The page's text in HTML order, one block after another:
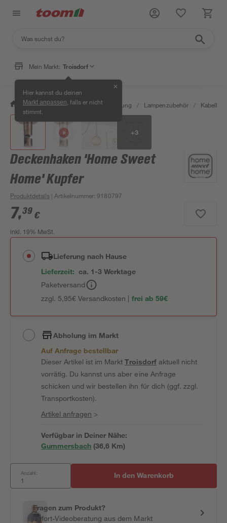
Mein Markt: Troisdorf
Hier kannst du deinen
Markt anpassen , falls er nicht
stimmt.
✕
/ Wohnen & Haushalt / Beleuchtung / Lampenzubehör /
+3
Deckenhaken 'Home Sweet
Home' Kupfer
Produktdetails | Artikelnummer:9180797
7,39 €
inkl. 19% MwSt.
Lieferung nach Hause
Lieferzeit: ca. 1-3 Werktage
Paketversand
zzgl. 5,95€ Versandkosten | frei ab 59€
Abholung im Markt
Auf Anfrage bestellbar
Dieser Artikel ist im MarktTroisdorfaktuell nicht
vorrätig. Du kannst uns aber eine Anfrage
schicken und wir bestellen ihn für dich (ggf. zzgl.
Transportkosten).
Artikel anfragen >
Verfügbar in Deiner Nähe:
Gummersbach (36,6 Km)
Anzahl: In den Warenkorb
Fragen zum Produkt?
Sofort-Videoberatung aus dem Markt